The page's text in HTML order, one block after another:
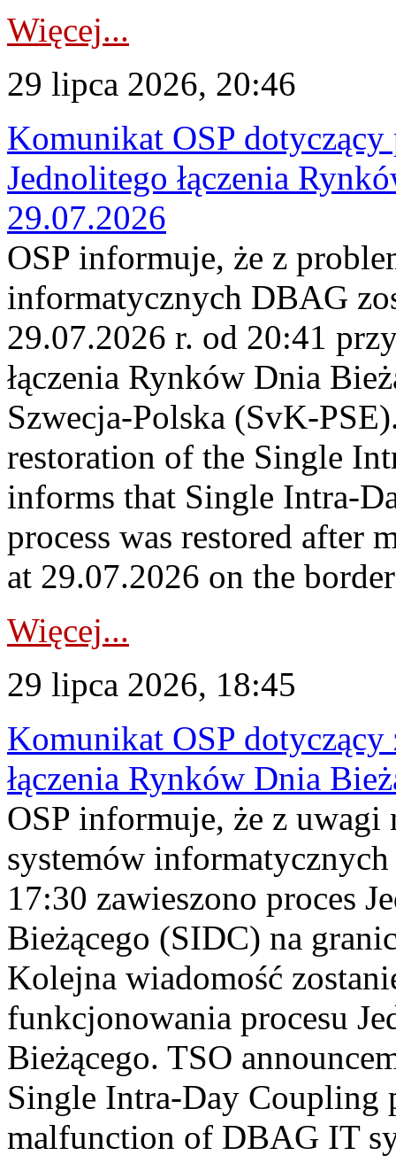
Więcej...
29 lipca 2026, 20:46
Komunikat OSP
Jednolitego łączenia
29.07.2026
OSP informuje, że z
informatycznych DBAG
29.07.2026 r. od 20:41
łączenia Rynków Dnia
Szwecja-Polska (SvK-
restoration of the Single
informs that Single Intra-
process was restored after
at 29.07.2026 on the
Więcej...
29 lipca 2026, 18:45
Komunikat OSP dotyczący
łączenia Rynków Dnia
OSP informuje, że z uwagi
systemów
17:30 zawieszono proces
Bieżącego (SIDC) na
Kolejna wiadomość
funkcjonowania procesu
Bieżącego. TSO
Single Intra-Day Coupling
malfunction of DBAG IT